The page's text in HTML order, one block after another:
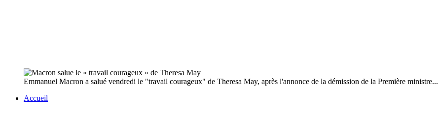
Emmanuel Macron a salué vendredi le "travail courageux" de Theresa May, après l'annonce de la démission de la Première ministre...
Accueil